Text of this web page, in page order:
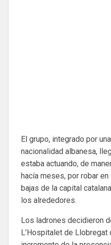
El grupo, integrado por
nacionalidad albanesa,
estaba actuando, de
hacía meses, por robar
bajas de la capital
los alrededores.
Los ladrones decidieron
L’Hospitalet de Llobregat